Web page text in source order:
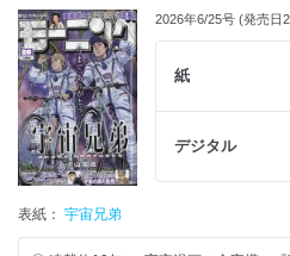
ぷりっぷりの旨み“丸ごと”いただきます!!
クッキングパパ
うえやまとち
COOKING PAPA
新展開開始!!これが“最強の殺し屋”の技
「夜鷹ふたたび」
2026年6/25号 (発売日
紙
デジタル
表紙： 宇宙兄弟